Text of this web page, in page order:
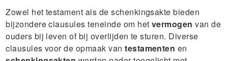
Zowel het testament als de schenkingsakte bieden
bijzondere clausules teneinde om het vermogenvan de
ouders bij leven of bij overlijden te sturen. Diverse
clausules voor de opmaak vantestamenten en